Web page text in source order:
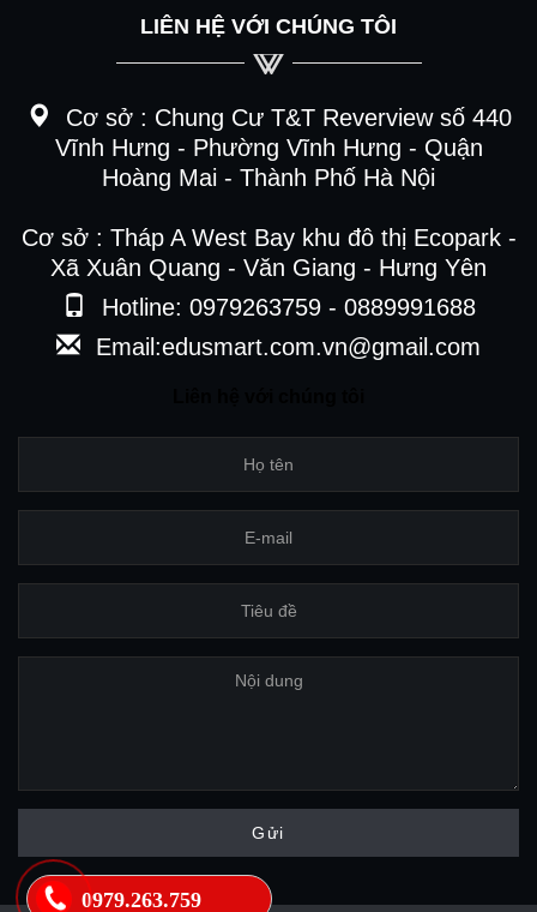
LIÊN HỆ VỚI CHÚNG TÔI
Cơ sở : Chung Cư T&T Reverview số 440
Vĩnh Hưng - Phường Vĩnh Hưng - Quận
Hoàng Mai - Thành Phố Hà Nội
Cơ sở : Tháp A West Bay khu đô thị Ecopark -
Xã Xuân Quang - Văn Giang - Hưng Yên
Hotline: 0979263759 - 0889991688
Email:edusmart.com.vn@gmail.com
0979.263.759